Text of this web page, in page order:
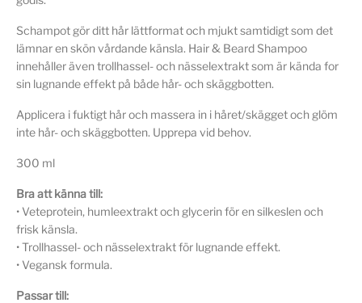
Schampot gör ditt hår lättformat och mjukt samtidigt som det
lämnar en skön vårdande känsla. Hair & Beard Shampoo
innehåller även trollhassel- och nässelextrakt som är kända for
sin lugnande effekt på både hår- och skäggbotten.
Applicera i fuktigt hår och massera in i håret/skägget och glöm
inte hår- och skäggbotten. Upprepa vid behov.
300 ml
Bra att känna till:
• Veteprotein, humleextrakt och glycerin för en silkeslen och
frisk känsla.
• Trollhassel- och nässelextrakt för lugnande effekt.
• Vegansk formula.
Passar till: